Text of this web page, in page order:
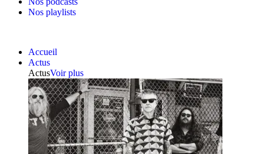
Nos playlists
Accueil
Actus
ActusVoir plus